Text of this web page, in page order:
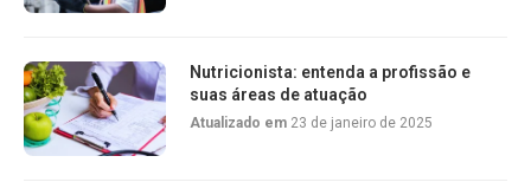
Nutricionista: entenda a profissão e
suas áreas de atuação
Atualizado em 23 de janeiro de 2025